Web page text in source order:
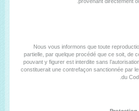
Nous vous informons que toute
partielle, par quelque procédé que ce soit, de
pouvant y figurer est interdite sans
constituerait une contrefaçon sanctionnée par
du